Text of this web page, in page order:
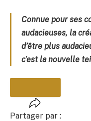
Connue pour ses
audacieuses, la
d’être plus
c’est la nouvelle
Partager par :